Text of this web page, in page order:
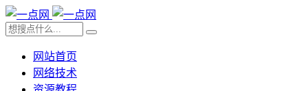
网站首页
网络技术